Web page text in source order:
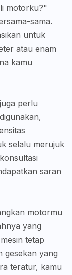
motorku?"
sama.
untuk
atau enam
kamu
perlu
selalu merujuk
saran
motormu
yang
tetap
gesekan yang
teratur, kamu